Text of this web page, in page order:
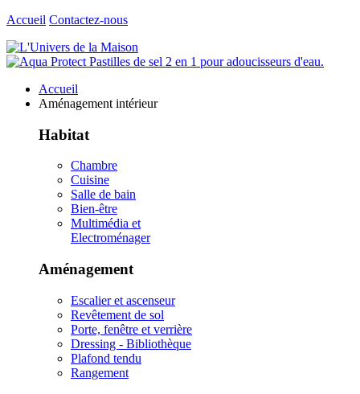
Accueil Contactez-nous
Accueil
Aménagement intérieur
Habitat
Chambre
Cuisine
Salle de bain
Bien-être
Multimédia et
Electroménager
Aménagement
Escalier et ascenseur
Revêtement de sol
Porte, fenêtre et verrière
Dressing - Bibliothèque
Plafond tendu
Rangement